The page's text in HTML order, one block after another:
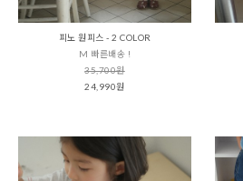
피노 원피스 - 2 COLOR
M 빠른배송 !
35,700원
24,990원